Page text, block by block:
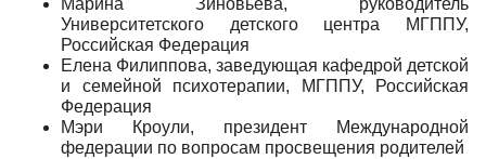
Марина Зиновьева, руководитель
Университетского детского центра МГППУ,
Российская Федерация
Елена Филиппова, заведующая кафедрой детской
и семейной психотерапии, МГППУ, Российская
Федерация
Мэри Кроули, президент Международной
федерации по вопросам просвещения родителей